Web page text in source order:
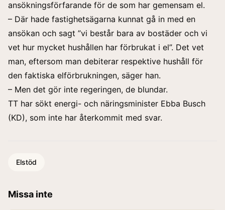
ansökningsförfarande för de som har gemensam el.
– Där hade fastighetsägarna kunnat gå in med en
ansökan och sagt ”vi består bara av bostäder och vi
vet hur mycket hushållen har förbrukat i el”. Det vet
man, eftersom man debiterar respektive hushåll för
den faktiska elförbrukningen, säger han.
– Men det gör inte regeringen, de blundar.
TT har sökt energi- och näringsminister Ebba Busch
(KD), som inte har återkommit med svar.
Elstöd
Missa inte